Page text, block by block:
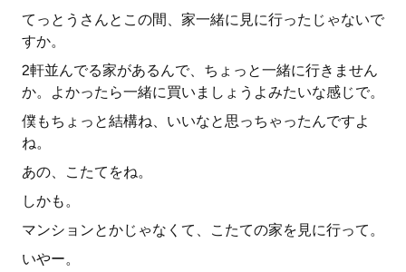
てっとうさんとこの間、家一緒に見に行ったじゃないで
すか。
2軒並んでる家があるんで、ちょっと一緒に行きません
か。よかったら一緒に買いましょうよみたいな感じで。
僕もちょっと結構ね、いいなと思っちゃったんですよ
ね。
あの、こたてをね。
しかも。
マンションとかじゃなくて、こたての家を見に行って。
いやー。